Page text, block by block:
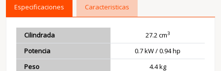
Especificaciones Caracteristicas
Cilindrada 27.2 cm3
Potencia
0.7 kW / 0.94 hp
Peso
4.4 kg